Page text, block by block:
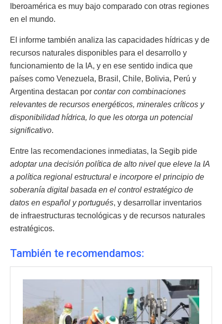
Iberoamérica es muy bajo comparado con otras regiones
en el mundo.
El informe también analiza las capacidades hídricas y de
recursos naturales disponibles para el desarrollo y
funcionamiento de la IA, y en ese sentido indica que
países como Venezuela, Brasil, Chile, Bolivia, Perú y
Argentina destacan por contar con combinaciones
relevantes de recursos energéticos, minerales críticos y
disponibilidad hídrica, lo que les otorga un potencial
significativo.
Entre las recomendaciones inmediatas, la Segib pide
adoptar una decisión política de alto nivel que eleve la IA
a política regional estructural e incorpore el principio de
soberanía digital basada en el control estratégico de
datos en español y portugués, y desarrollar inventarios
de infraestructuras tecnológicas y de recursos naturales
estratégicos.
También te recomendamos: